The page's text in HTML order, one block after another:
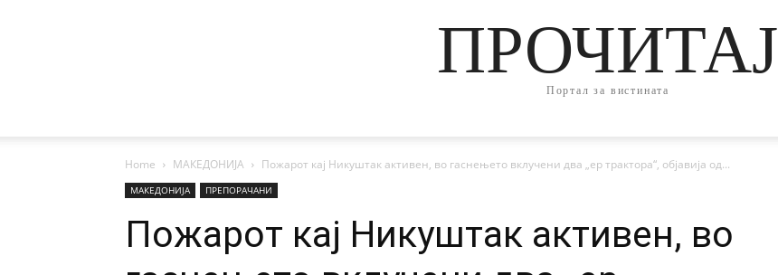
ПРОЧИТАЈ
Портал за вистината
Home МАКЕДОНИЈА Пожарот кај Никуштак активен, во гаснењето вклучени два „ер трактора“, објавија од...
МАКЕДОНИЈА ПРЕПОРАЧАНИ
Пожарот кај Никуштак активен, во